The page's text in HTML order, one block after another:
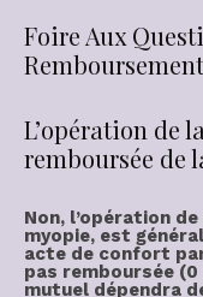
Foire Aux
L’opération de
remboursée de
Non, l’opération
myopie, est
acte de confort
pas remboursée (0
mutuel dépendra